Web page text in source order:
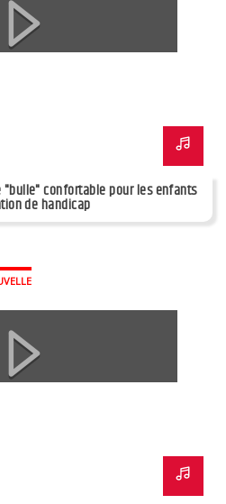
"bulle" confortable pour les enfants
de handicap